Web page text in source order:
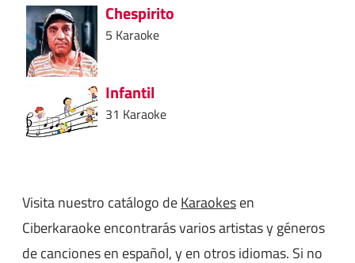
Chespirito
5 Karaoke
Infantil
31 Karaoke
Visita nuestro catálogo deKaraokesen
Ciberkaraoke encontrarás varios artistas y géneros
de canciones en español, y en otros idiomas. Si no